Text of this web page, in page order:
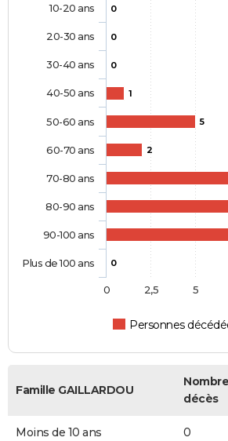
0
0
0
1
5
2
0
Personnes
10-20 ans
20-30 ans
30-40 ans
40-50 ans
50-60 ans
60-70 ans
70-80 ans
80-90 ans
90-100 ans
Plus de 100 ans
0 2,5 5
Famille GAILLARDOU
décès
Moins de 10 ans 0